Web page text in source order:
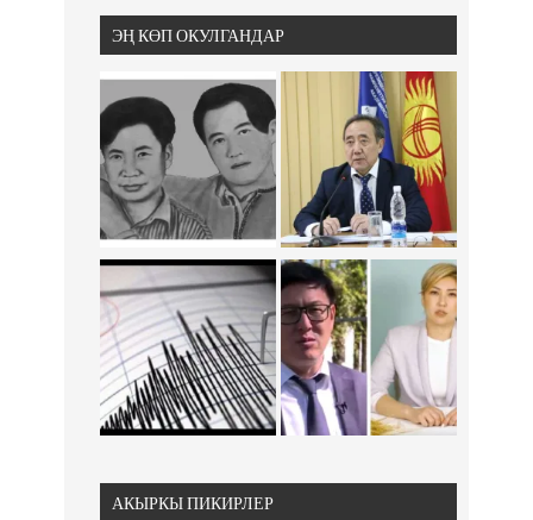
ЭҢ КӨП ОКУЛГАНДАР
АКЫРКЫ ПИКИРЛЕР